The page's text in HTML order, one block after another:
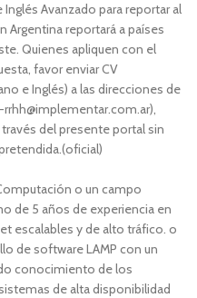
Avanzado para reportar al
Argentina reportará a países
Quienes apliquen con el
favor enviar CV
e Inglés) a las direcciones de
del presente portal sin
o un campo
de 5 años de experiencia en
escalables y de alto tráfico. o
de software LAMP con un
conocimiento de los
de alta disponibilidad